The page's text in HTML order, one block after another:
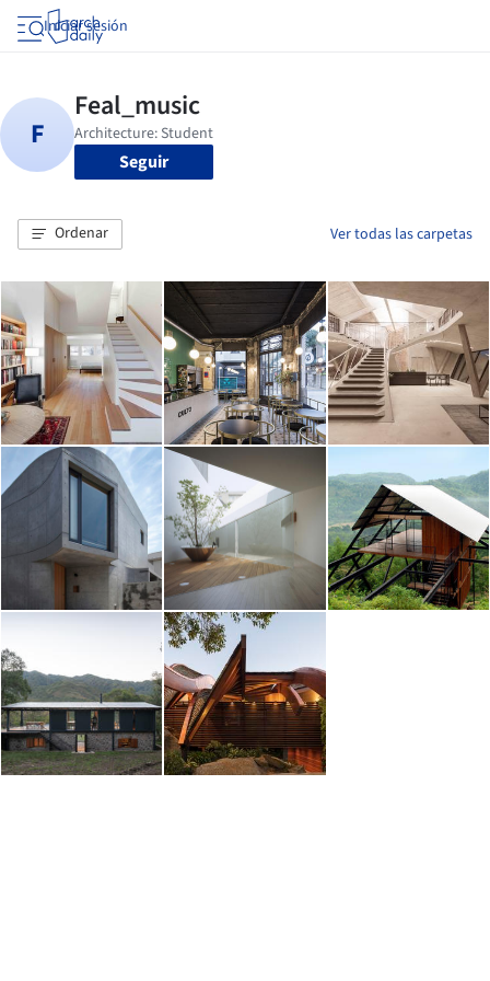
Iniciar sesión
Seguir
Ordenar Ver todas las carpetas